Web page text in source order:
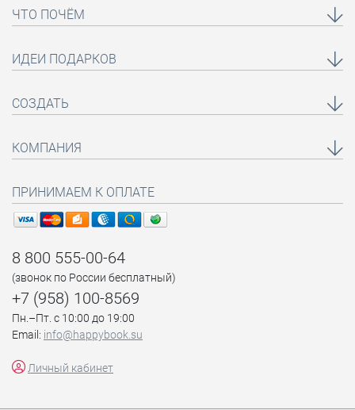
ЧТО ПОЧЁМ
ИДЕИ ПОДАРКОВ
СОЗДАТЬ
КОМПАНИЯ
ПРИНИМАЕМ К ОПЛАТЕ
8 800 555-00-64
(звонок по России бесплатный)
+7 (958) 100-8569
Пн.–Пт. с 10:00 до 19:00
Email: info@happybook.su
Личный кабинет